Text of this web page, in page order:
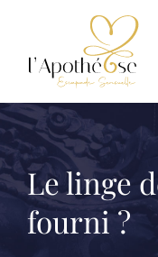
contenu
Le linge
fourni ?